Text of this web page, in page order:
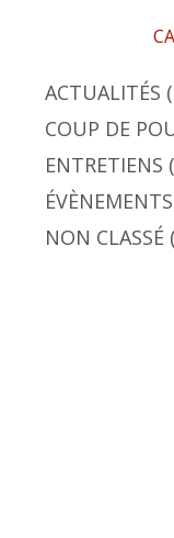
ACTUALITÉS
COUP DE
ENTRETIENS
ÉVÈNEMENTS
NON CLASSÉ